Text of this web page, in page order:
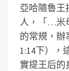
亞哈隨魯王
人，「…米
的常規，辦
1:14下），
實提王后的